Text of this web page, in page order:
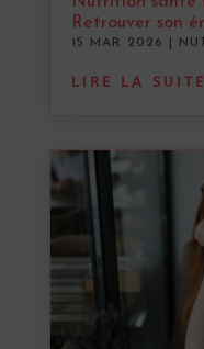
Retrouver son
15 MAR 2026
LIRE LA